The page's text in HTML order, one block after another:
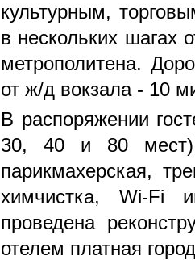
культурным,
в нескольких шагах
метрополитена.
от ж/д вокзала - 10
В распоряжении
30, 40 и 80
парикмахерская,
химчистка, Wi-Fi
проведена
отелем платная